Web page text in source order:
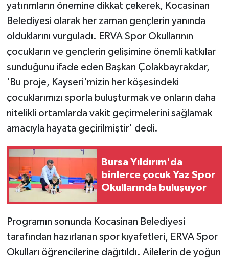
yatırımların önemine dikkat çekerek, Kocasinan
Belediyesi olarak her zaman gençlerin yanında
olduklarını vurguladı. ERVA Spor Okullarının
çocukların ve gençlerin gelişimine önemli katkılar
sunduğunu ifade eden Başkan Çolakbayrakdar,
'Bu proje, Kayseri'mizin her köşesindeki
çocuklarımızı sporla buluşturmak ve onların daha
nitelikli ortamlarda vakit geçirmelerini sağlamak
amacıyla hayata geçirilmiştir' dedi.
Bursa Yıldırım'da
binlerce çocuk Yaz Spor
Okullarında buluşuyor
Programın sonunda Kocasinan Belediyesi
tarafından hazırlanan spor kıyafetleri, ERVA Spor
Okulları öğrencilerine dağıtıldı. Ailelerin de yoğun